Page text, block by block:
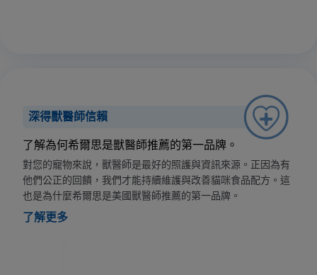
深得獸醫師信賴
了解為何希爾思是獸醫師推薦的第一品牌。
對您的寵物來說，獸醫師是最好的照護與資訊來源。正因為有
他們公正的回饋，我們才能持續維護與改善貓咪食品配方。這
也是為什麼希爾思是美國獸醫師推薦的第一品牌。
了解更多